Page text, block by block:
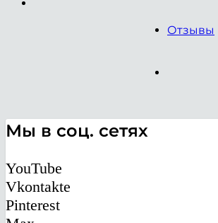
Отзывы
Мы в соц. сетях
YouTube
Vkontakte
Pinterest